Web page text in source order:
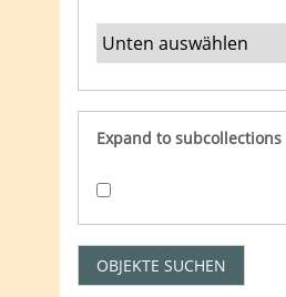
Expand to subcollections